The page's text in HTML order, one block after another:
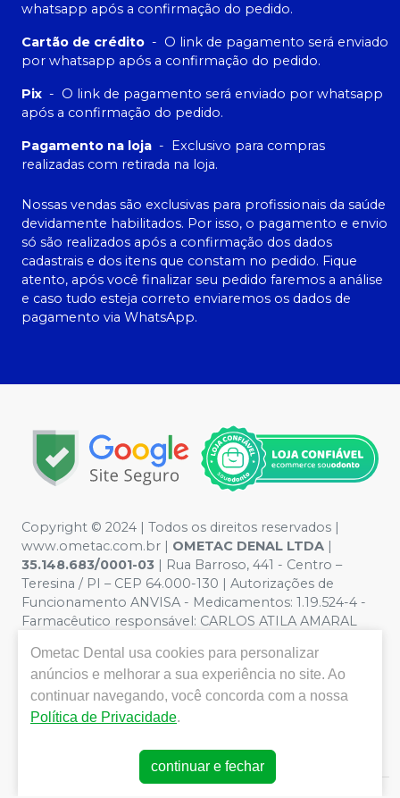
whatsapp após a confirmação do pedido.
Cartão de crédito - O link de pagamento será enviado
por whatsapp após a confirmação do pedido.
Pix - O link de pagamento será enviado por whatsapp
após a confirmação do pedido.
Pagamento na loja -
Exclusivo para compras
realizadas com retirada na loja.
Nossas vendas são exclusivas para profissionais da saúde
devidamente habilitados. Por isso, o pagamento e envio
só são realizados após a confirmação dos dados
cadastrais e dos itens que constam no pedido. Fique
atento, após você finalizar seu pedido faremos a análise
e caso tudo esteja correto enviaremos os dados de
pagamento via WhatsApp.
Copyright © 2024 | Todos os direitos reservados |
www.ometac.com.br | OMETAC DENAL LTDA |
35.148.683/0001-03 | Rua Barroso, 441 - Centro –
Teresina / PI – CEP 64.000-130 | Autorizações de
Funcionamento ANVISA - Medicamentos: 1.19.524-4 -
Farmacêutico responsável: CARLOS ATILA AMARAL
Segurança - Fotos meramente ilustrativas - Os preços e
condições da loja virtual estão sujeitos a alterações. Em
caso de divergência de preços no site, o valor válido é o
do Carrinho de Compra. Não vendemos por atacado
compras de grandes volumes pelo site.
Ometac Dental usa cookies para personalizar
anúncios e melhorar a sua experiência no site. Ao
continuar navegando, você concorda com a nossa
Política de Privacidade.
continuar e fechar